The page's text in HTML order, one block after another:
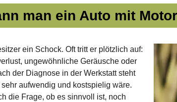
man ein Auto mit
ein Schock. Oft tritt er plötzlich auf:
ungewöhnliche Geräusche oder
der Diagnose in der Werkstatt steht
aufwendig und kostspielig wäre.
die Frage, ob es sinnvoll ist, noch